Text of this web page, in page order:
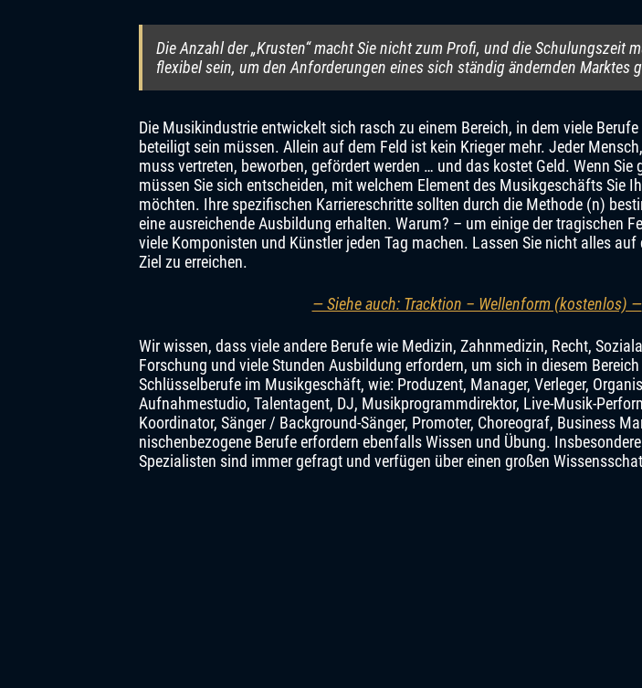
Die Anzahl der „Krusten“ macht Sie nicht zum Profi, und die Schulungszeit
flexibel sein, um den Anforderungen eines sich ständig ändernden Marktes
Die Musikindustrie entwickelt sich rasch zu einem Bereich, in dem viele
beteiligt sein müssen. Allein auf dem Feld ist kein Krieger mehr. Jeder
muss vertreten, beworben, gefördert werden … und das kostet Geld. Wenn Sie
müssen Sie sich entscheiden, mit welchem ​​Element des Musikgeschäfts Sie
möchten. Ihre spezifischen Karriereschritte sollten durch die Methode (n)
eine ausreichende Ausbildung erhalten. Warum? – um einige der tragischen
viele Komponisten und Künstler jeden Tag machen. Lassen Sie nicht alles auf
Ziel zu erreichen.
— Siehe auch: Tracktion – Wellenform (kostenlos) —
Wir wissen, dass viele andere Berufe wie Medizin, Zahnmedizin, Recht,
Forschung und viele Stunden Ausbildung erfordern, um sich in diesem
Schlüsselberufe im Musikgeschäft, wie: Produzent, Manager, Verleger,
Aufnahmestudio, Talentagent, DJ, Musikprogrammdirektor, Live-Musik-
Koordinator, Sänger / Background-Sänger, Promoter, Choreograf, Business
nischenbezogene Berufe erfordern ebenfalls Wissen und Übung.
Spezialisten sind immer gefragt und verfügen über einen großen